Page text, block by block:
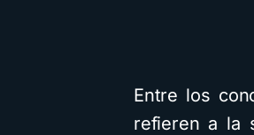
Entre los
refieren a la